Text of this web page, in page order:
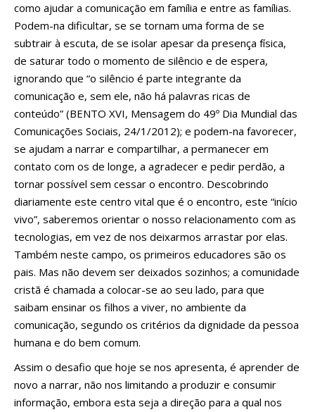
como ajudar a comunicação em família e entre as famílias.
Podem-na dificultar, se se tornam uma forma de se
subtrair à escuta, de se isolar apesar da presença física,
de saturar todo o momento de silêncio e de espera,
ignorando que “o silêncio é parte integrante da
comunicação e, sem ele, não há palavras ricas de
conteúdo” (BENTO XVI, Mensagem do 49º Dia Mundial das
Comunicações Sociais, 24/1/2012); e podem-na favorecer,
se ajudam a narrar e compartilhar, a permanecer em
contato com os de longe, a agradecer e pedir perdão, a
tornar possível sem cessar o encontro. Descobrindo
diariamente este centro vital que é o encontro, este “início
vivo”, saberemos orientar o nosso relacionamento com as
tecnologias, em vez de nos deixarmos arrastar por elas.
Também neste campo, os primeiros educadores são os
pais. Mas não devem ser deixados sozinhos; a comunidade
cristã é chamada a colocar-se ao seu lado, para que
saibam ensinar os filhos a viver, no ambiente da
comunicação, segundo os critérios da dignidade da pessoa
humana e do bem comum.
Assim o desafio que hoje se nos apresenta, é aprender de
novo a narrar, não nos limitando a produzir e consumir
informação, embora esta seja a direção para a qual nos